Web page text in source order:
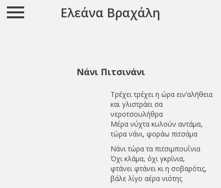
Ελεάνα Βραχάλη
Νάνι Πιτσινάνι
Τρέχει τρέχει η ώρα ειν’αλήθεια
και γλιστράει σα
νεροτσουλήθρα
Μέρα νύχτα κυλούν αντάμα,
τώρα νάνι, φοράω πιτσάμα
Νάνι τώρα τα πιτσιμπουΐνια
Όχι κλάμα, όχι γκρίνια,
φτάνει φτάνει κι η σοβαρότις,
βάλε λίγο αέρα νιότης